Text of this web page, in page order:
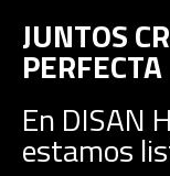
JUNTOS
PERFECTA
En DISAN
estamos